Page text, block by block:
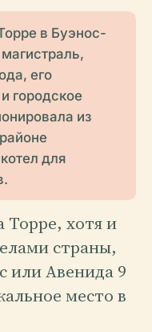
в Буэнос-
его
городское
из
для
Торре, хотя и
страны,
или Авенидa 9
место в